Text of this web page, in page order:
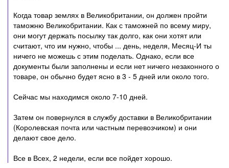
Когда товар землях в Великобритании, он должен пройти
таможню Великобритании. Как с таможней по всему миру,
они могут держать посылку так долго, как они хотят или
считают, что им нужно, чтобы ... день, неделя, Месяц-И ты
ничего не можешь с этим поделать. Однако, если все
документы были заполнены и если нет ничего незаконного о
товаре, он обычно будет ясно в 3 - 5 дней или около того.
Сейчас мы находимся около 7-10 дней.
Затем он повернулся в службу доставки в Великобритании
(Королевская почта или частным перевозчиком) и они
делают свое дело.
Все в Всех, 2 недели, если все пойдет хорошо.